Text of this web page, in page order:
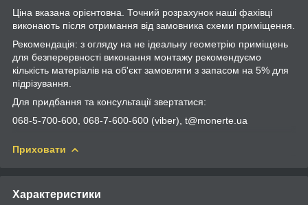
Ціна вказана орієнтовна. Точний розрахунок наші фахівці
виконають після отримання від замовника схеми приміщення.
Рекомендація: з огляду на не ідеальну геометрію приміщень
для безперервності виконання монтажу рекомендуємо
кількість матеріалів на об'єкт замовляти з запасом на 5% для
підрізування.
Для придбання та консультації звертатися:
068-5-700-600, 068-7-600-600 (viber), t@monerte.ua
Приховати
Характеристики